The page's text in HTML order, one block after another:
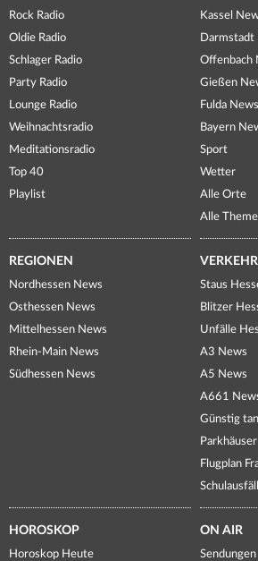
Rock Radio
Oldie Radio
Schlager Radio
Party Radio
Lounge Radio
Weihnachtsradio
Meditationsradio
Top 40
Playlist
Kassel
Darmstadt
Offenbach
Gießen
Fulda News
Bayern
Sport
Wetter
Alle Orte
Alle
REGIONEN
Nordhessen News
Osthessen News
Mittelhessen News
Rhein-Main News
Südhessen News
VERKEHR
Staus
Blitzer
Unfälle
A3 News
A5 News
A661
Günstig
Parkhäuser
Flugplan
HOROSKOP
Horoskop Heute
ON AIR
Sendungen